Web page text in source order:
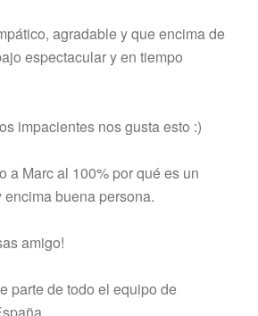
agradable y que encima de
espectacular y en tiempo
impacientes nos gusta esto :)
a Marc al 100% por qué es un
buena persona.
amigo!
parte de todo el equipo de